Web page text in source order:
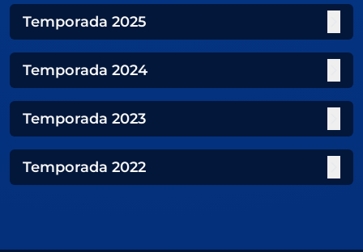
Temporada 2025
Temporada 2024
Temporada 2023
Temporada 2022